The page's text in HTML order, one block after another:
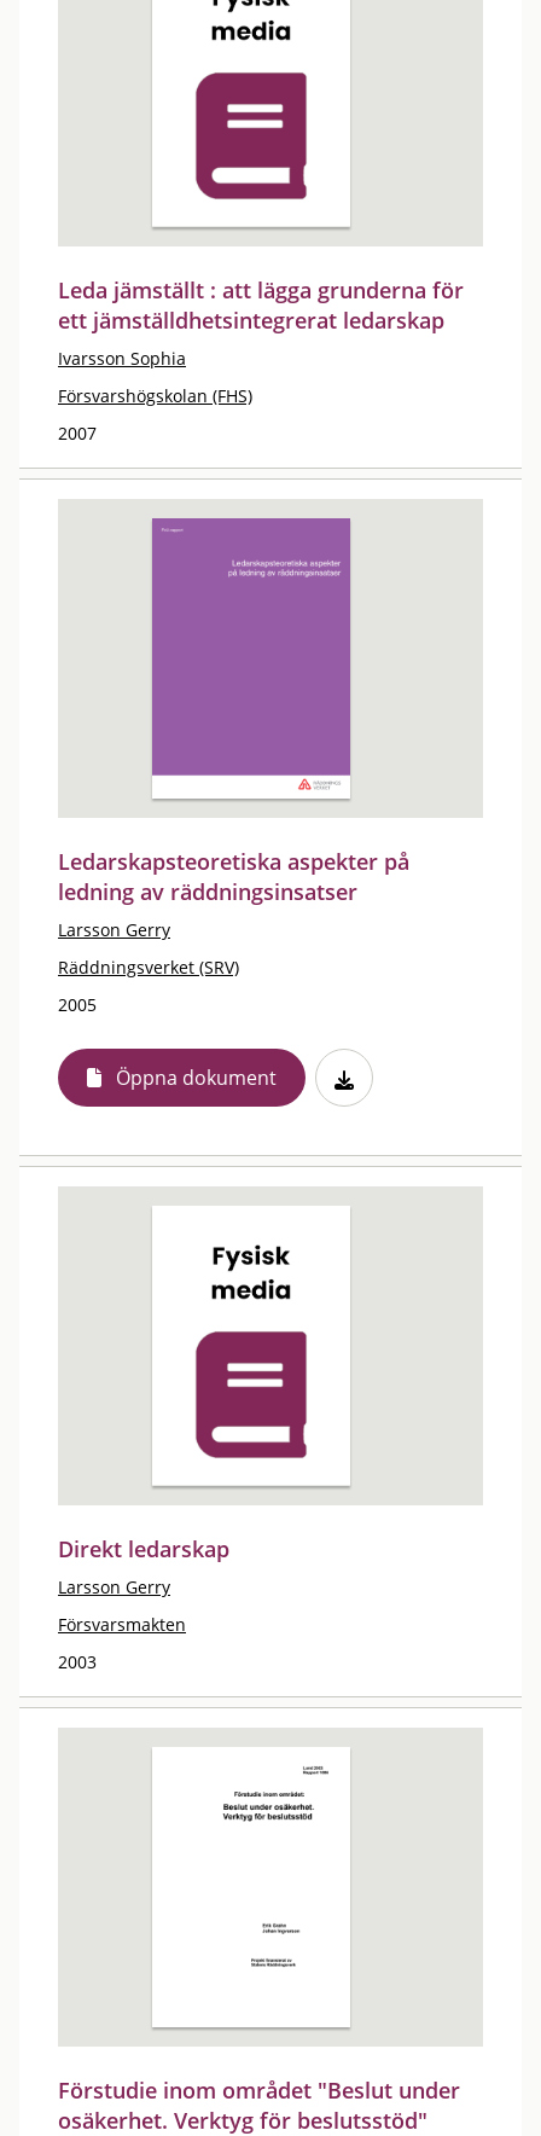
Leda jämställt : att lägga grunderna för
ett jämställdhetsintegrerat ledarskap
Ivarsson Sophia
Försvarshögskolan (FHS)
2007
Ledarskapsteoretiska aspekter på
ledning av räddningsinsatser
Larsson Gerry
Räddningsverket (SRV)
2005
Öppna dokument
Direkt ledarskap
Larsson Gerry
Försvarsmakten
2003
Förstudie inom området "Beslut under
osäkerhet. Verktyg för beslutsstöd"